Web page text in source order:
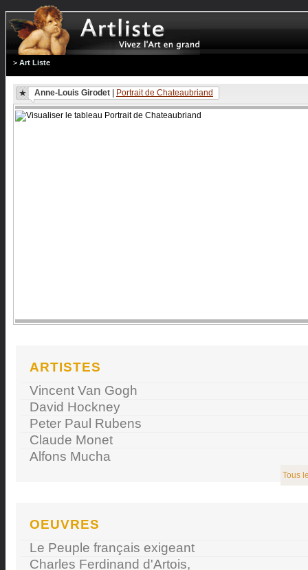
> Art Liste
Anne-Louis Girodet Portrait de Chateaubriand
ARTISTES
Vincent Van Gogh
David Hockney
Peter Paul Rubens
Claude Monet
Alfons Mucha
Tous
OEUVRES
Le Peuple français exigeant
Charles Ferdinand d'Artois,